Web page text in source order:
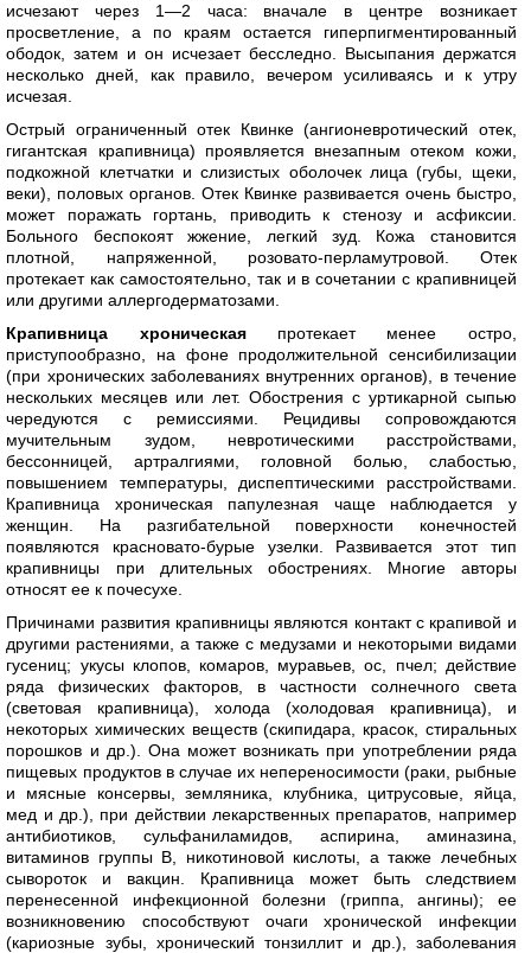
исчезают через 1—2 часа: вначале в центре возникает
просветление, а по краям остается гиперпигментированный
ободок, затем и он исчезает бесследно. Высыпания держатся
несколько дней, как правило, вечером усиливаясь и к утру
исчезая.
Острый ограниченный отек Квинке (ангионевротический отек,
гигантская крапивница) проявляется внезапным отеком кожи,
подкожной клетчатки и слизистых оболочек лица (губы, щеки,
веки), половых органов. Отек Квинке развивается очень быстро,
может поражать гортань, приводить к стенозу и асфиксии.
Больного беспокоят жжение, легкий зуд. Кожа становится
плотной, напряженной, розовато-перламутровой. Отек
протекает как самостоятельно, так и в сочетании с крапивницей
или другими аллергодерматозами.
Крапивница хроническаяпротекает менее остро,
приступообразно, на фоне продолжительной сенсибилизации
(при хронических заболеваниях внутренних органов), в течение
нескольких месяцев или лет. Обострения с уртикарной сыпью
чередуются с ремиссиями. Рецидивы сопровождаются
мучительным зудом, невротическими расстройствами,
бессонницей, артралгиями, головной болью, слабостью,
повышением температуры, диспептическими расстройствами.
Крапивница хроническая папулезная чаще наблюдается у
женщин. На разгибательной поверхности конечностей
появляются красновато-бурые узелки. Развивается этот тип
крапивницы при длительных обострениях. Многие авторы
относят ее к почесухе.
Причинами развития крапивницы являются контакт с крапивой и
другими растениями, а также с медузами и некоторыми видами
гусениц; укусы клопов, комаров, муравьев, ос, пчел; действие
ряда физических факторов, в частности солнечного света
(световая крапивница), холода (холодовая крапивница), и
некоторых химических веществ (скипидара, красок, стиральных
порошков и др.). Она может возникать при употреблении ряда
пищевых продуктов в случае их непереносимости (раки, рыбные
и мясные консервы, земляника, клубника, цитрусовые, яйца,
мед и др.), при действии лекарственных препаратов, например
антибиотиков, сульфаниламидов, аспирина, аминазина,
витаминов группы В, никотиновой кислоты, а также лечебных
сывороток и вакцин. Крапивница может быть следствием
перенесенной инфекционной болезни (гриппа, ангины); ее
возникновению способствуют очаги хронической инфекции
(кариозные зубы, хронический тонзиллит и др.), заболевания